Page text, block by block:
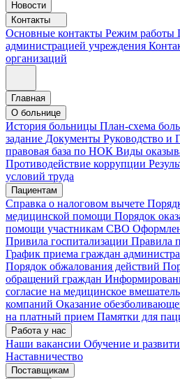
Новости
Контакты
Основные контакты Режим работы
администрацией учреждения
организаций
Главная
О больнице
История больницы План-схема
задание Документы Руководство и
правовая база по НОК Виды
Противодействие коррупции
условий труда
Пациентам
Справка о налоговом вычете
медицинской помощи Порядок
помощи участникам СВО
Привила госпитализации Правила
График приема граждан
Порядок обжалования действий
обращений граждан
согласие на медицинское
компаний Оказание
на платный прием Памятки для
Работа у нас
Наши вакансии Обучение и
Наставничество
Поставщикам